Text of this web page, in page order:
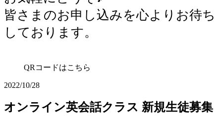
皆さまのお申し込みを心よりお待ち
しております。
QRコードはこちら
2022/10/28
オンライン英会話クラス 新規生徒募集